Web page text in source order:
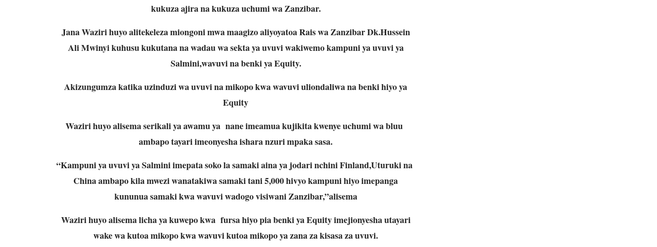
kukuza ajira na kukuza uchumi wa Zanzibar.
Jana Waziri huyo alitekeleza miongoni mwa maagizo aliyoyatoa Rais wa Zanzibar Dk.Hussein
Ali Mwinyi kuhusu kukutana na wadau wa sekta ya uvuvi wakiwemo kampuni ya uvuvi ya
Salmini,wavuvi na benki ya Equity.
Akizungumza katika uzinduzi wa uvuvi na mikopo kwa wavuvi uliondaliwa na benki hiyo ya
Equity
Waziri huyo alisema serikali ya awamu ya nane imeamua kujikita kwenye uchumi wa bluu
ambapo tayari imeonyesha ishara nzuri mpaka sasa.
“Kampuni ya uvuvi ya Salmini imepata soko la samaki aina ya jodari nchini Finland,Uturuki na
China ambapo kila mwezi wanatakiwa samaki tani 5,000 hivyo kampuni hiyo imepanga
kununua samaki kwa wavuvi wadogo visiwani Zanzibar,”alisema
Waziri huyo alisema licha ya kuwepo kwa fursa hiyo pia benki ya Equity imejionyesha utayari
wake wa kutoa mikopo kwa wavuvi kutoa mikopo ya zana za kisasa za uvuvi.